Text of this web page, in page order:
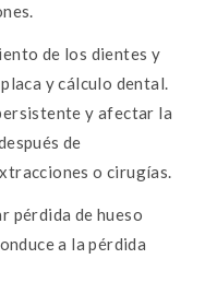
de los dientes y
y cálculo dental.
y afectar la
de
o cirugías.
pérdida de hueso
a la pérdida